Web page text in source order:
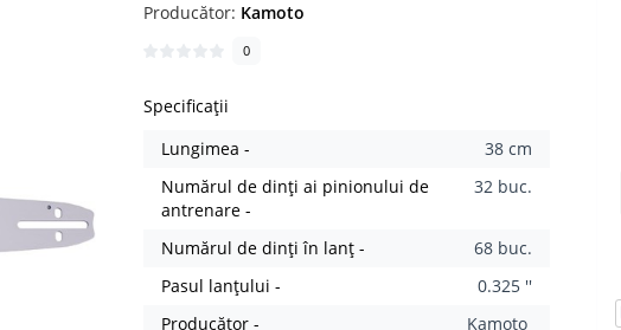
Producător: Kamoto
0
Specificații
Lungimea -
38 cm
Numărul de dinți ai pinionului de
antrenare -
32 buc.
Numărul de dinți în lanț -
68 buc.
Pasul lanţului -
0.325 ''
Producător -
Kamoto